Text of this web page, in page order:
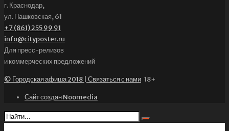
г. Краснодар,
ул. Пашковская, 61
+7 (861) 255 99 91
info@cityposter.ru
Для пресс-релизов
и коммерческих предложений
© Городская афиша 2018 | Связаться с нами 18+
Сайт создан Noomedia